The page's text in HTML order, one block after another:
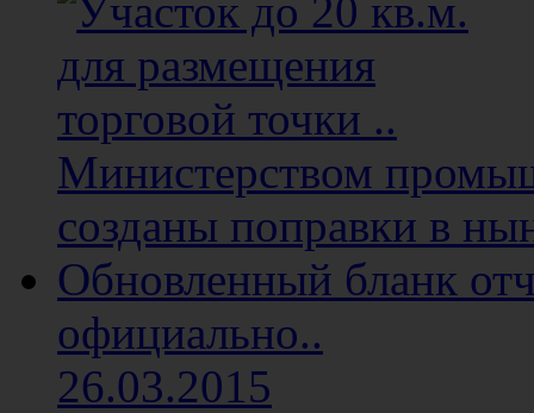
Министерством
созданы поправки в
Обновленный бланк
официально..
26.03.2015